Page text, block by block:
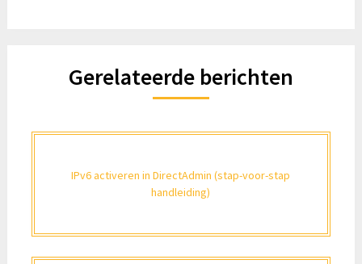
Gerelateerde berichten
IPv6 activeren in DirectAdmin (stap-voor-stap
handleiding)